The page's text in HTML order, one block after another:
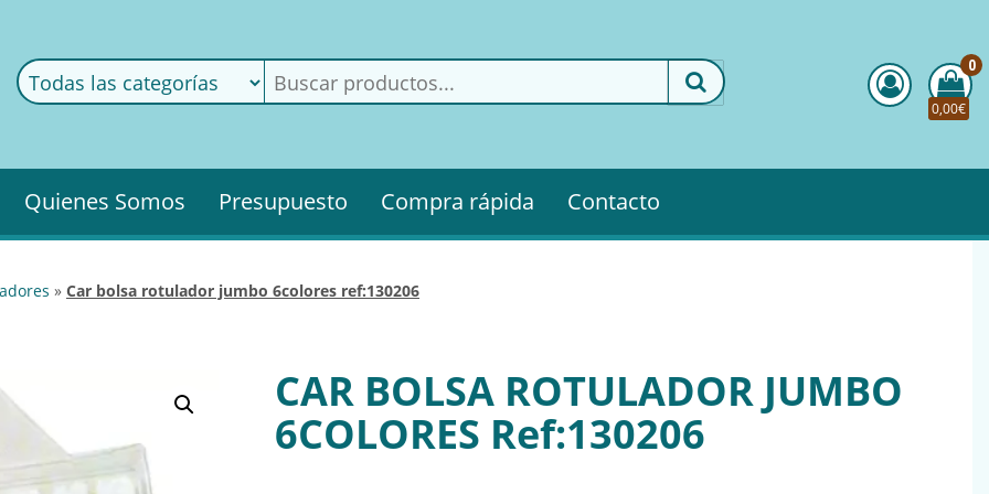
0
0,00€
Quienes Somos Presupuesto Compra rápida Contacto
» car bolsa rotulador jumbo 6colores ref:130206
CAR BOLSA ROTULADOR JUMBO
6COLORES Ref:130206